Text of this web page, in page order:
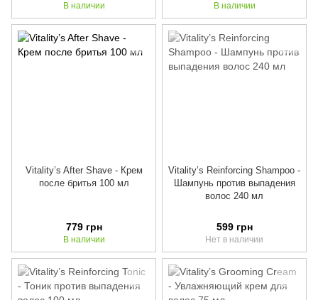
В наличии В наличии
Vitality’s After Shave - Крем
после бритья 100 мл
779 грн
В наличии
Vitality’s Reinforcing Shampoo -
Шампунь против выпадения
волос 240 мл
599 грн
Нет в наличии